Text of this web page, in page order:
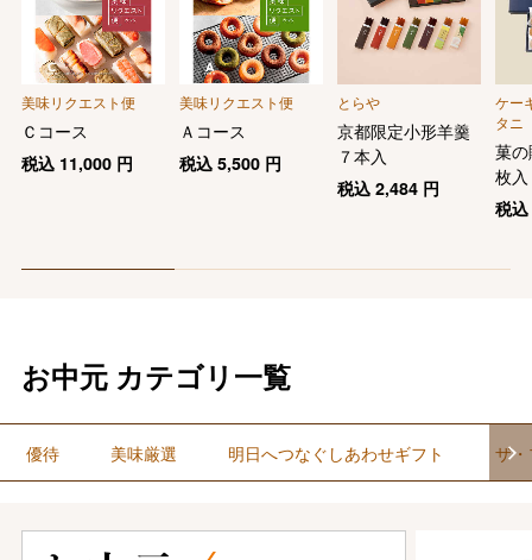
美味リクエスト便
Ｃコース
税込 11,000円
美味リクエスト便
Ａコース
税込5,500 円
とらや
京都限定小形羊羹
７本入
税込2,484 円
ケー
タニ
菓
枚
税
お中元 カテゴリ一覧
優待 美味厳選 明日へつなぐしあわせギフト ザ